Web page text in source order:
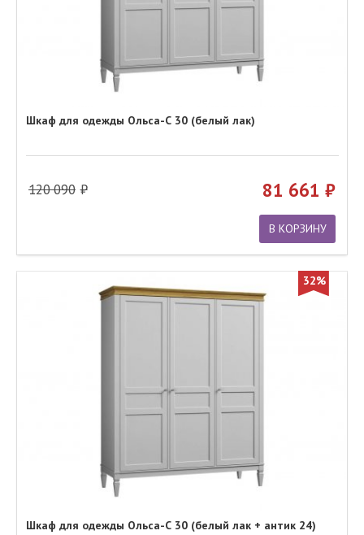
Шкаф для одежды Ольса-С 30 (белый лак)
120 090 81 661
В КОРЗИНУ
32%
Шкаф для одежды Ольса-С 30 (белый лак + антик 24)